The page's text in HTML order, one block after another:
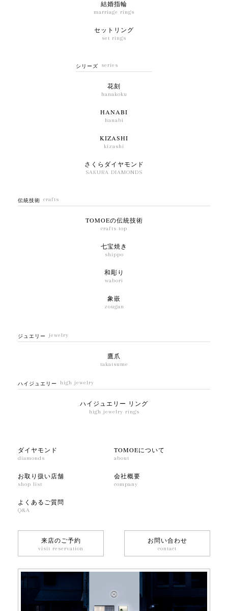
結婚指輪
marriage rings
セットリング
set rings
シリーズ series
花刻
hanakoku
HANABI
hanabi
KIZASHI
kizashi
さくらダイヤモンド
SAKURA DIAMONDS
伝統技術 crafts
TOMOEの伝統技術
crafts top
七宝焼き
shippo
和彫り
wabori
象嵌
zougan
ジュエリー jewelry
鷹爪
takatsume
ハイジュエリー high jewelry
ハイジュエリー リング
high jewelry rings
ダイヤモンド
diamonds
TOMOEについて
about
お取り扱い店舗
shop list
会社概要
company
よくあるご質問
Q&A
来店のご予約
visit reservation
お問い合わせ
contact